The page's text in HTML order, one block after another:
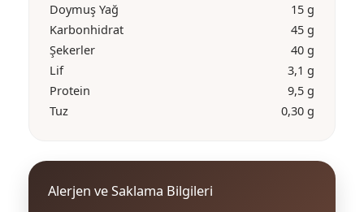
Doymuş Yağ
15 g
Karbonhidrat
45 g
Şekerler
40 g
Lif
3,1 g
Protein
9,5 g
Tuz
0,30 g
Alerjen ve Saklama Bilgileri